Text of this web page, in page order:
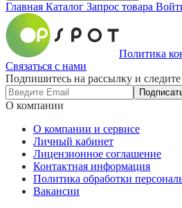
Главная Каталог Запрос товара
Политика
Связаться с нами
Подпишитесь на рассылку и
О компании
О компании и сервисе
Личный кабинет
Лицензионное соглашение
Контактная информация
Политика обработки
Вакансии